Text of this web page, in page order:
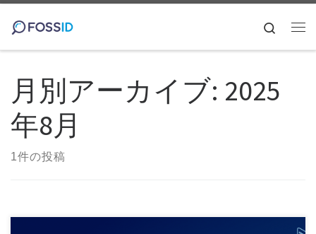
コンテンツへスキップ
Search
月別アーカイブ: 2025
年8月
1件の投稿